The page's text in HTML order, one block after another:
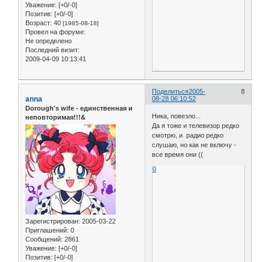
Уважение: [+0/-0]
Позитив: [+0/-0]
Возраст: 40 [1985-08-18]
Провел на форуме:
Не определено
Последний визит:
2009-04-09 10:13:41
Поделиться 8
2005-
08-28 06:10:52
anna
Dorough's wife - единственная и
неповторимая!!!&
Зарегистрирован: 2005-03-22
Приглашений: 0
Сообщений: 2861
Уважение: [+0/-0]
Позитив: [+0/-0]
Ника, повезло...
Да я тоже и телевизор редко
смотрю, и радио редко
слушаю, но как не включу -
все время они ((
0